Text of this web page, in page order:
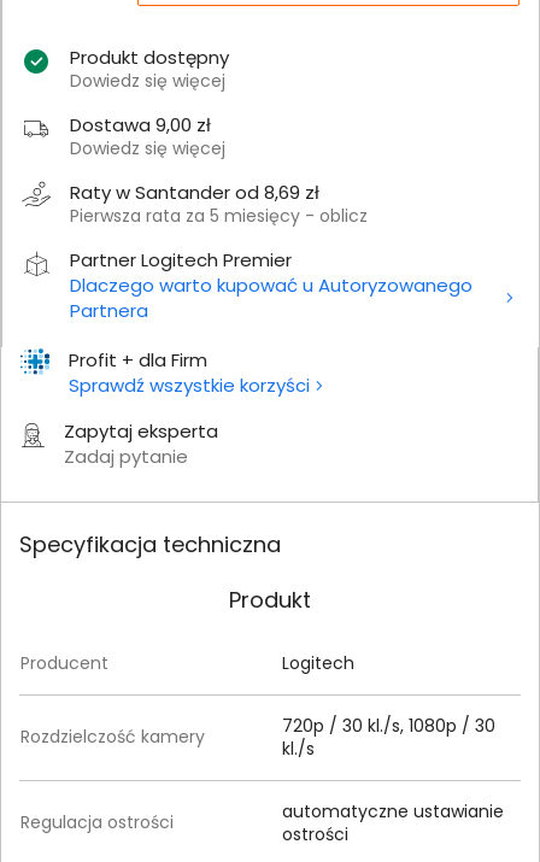
Profit + dla Firm
Sprawdź wszystkie korzyści
Zapytaj eksperta
Zadaj pytanie
Produkt dostępny
Dowiedz się więcej
Dostawa 9,00 zł
Dowiedz się więcej
Raty w Santander od 8,69 zł
Pierwsza rata za 5 miesięcy - oblicz
Partner Logitech Premier
Dlaczego warto kupować u Autoryzowanego
Partnera
Specyfikacja techniczna
Produkt
Producent Logitech
Rozdzielczość kamery
720p / 30 kl./s, 1080p / 30
kl./s
Regulacja ostrości
automatyczne ustawianie
ostrości